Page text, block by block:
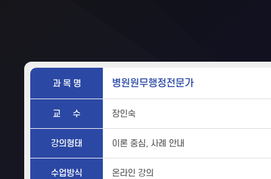
과 목 명 병원원무행정전문가
교 수 장인숙
강의형태 이론 중심, 사례 안내
수업방식 온라인 강의